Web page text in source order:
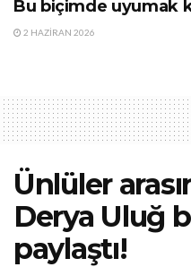
Bu biçimde uyumak
2 HAZIRAN 2026
Ünlüler
Derya Uluğ
paylaştı!